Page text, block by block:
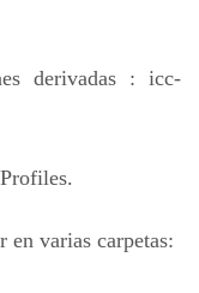
derivadas : icc-
en varias carpetas: